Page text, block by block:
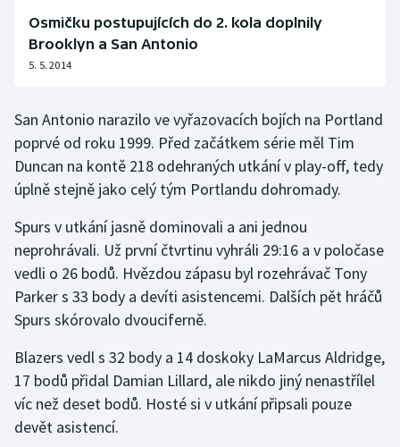
Motorsport
Parasport
Plavání
Plážový volejbal
Ragby
Rychlobruslení
Rychlostní kanoistika
Short track
Sportovní střelba
Osmičku postupujících do 2. kola doplnily
Brooklyn a San Antonio
5. 5. 2014
San Antonio narazilo ve vyřazovacích bojích na Portland
poprvé od roku 1999. Před začátkem série měl Tim
Duncan na kontě 218 odehraných utkání v play-off, tedy
úplně stejně jako celý tým Portlandu dohromady.
Spurs v utkání jasně dominovali a ani jednou
neprohrávali. Už první čtvrtinu vyhráli 29:16 a v poločase
vedli o 26 bodů. Hvězdou zápasu byl rozehrávač Tony
Parker s 33 body a devíti asistencemi. Dalších pět hráčů
Spurs skórovalo dvouciferně.
Blazers vedl s 32 body a 14 doskoky LaMarcus Aldridge,
17 bodů přidal Damian Lillard, ale nikdo jiný nenastřílel
víc než deset bodů. Hosté si v utkání připsali pouze
devět asistencí.